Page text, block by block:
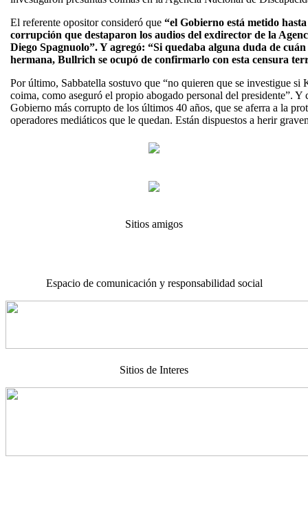
El referente opositor consideró que “el Gobierno está metido
corrupción que destaparon los audios del exdirector de la
Diego Spagnuolo”. Y agregó: “Si quedaba alguna duda de
hermana, Bullrich se ocupó de confirmarlo con esta censura
Por último, Sabbatella sostuvo que “no quieren que se investigue
coima, como aseguró el propio abogado personal del presidente”. Y
Gobierno más corrupto de los últimos 40 años, que se aferra a la
operadores mediáticos que le quedan. Están dispuestos a herir
Sitios amigos
Espacio de comunicación y responsabilidad social
Sitios de Interes